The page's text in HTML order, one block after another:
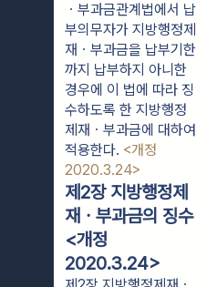
ㆍ부과금관계법에서 납
부의무자가 지방행정제
재ㆍ부과금을 납부기한
까지 납부하지 아니한
경우에 이 법에 따라 징
수하도록 한 지방행정
제재ㆍ부과금에 대하여
적용한다. <개정
2020.3.24>
제2장 지방행정제
재ㆍ부과금의 징수
<개정
2020.3.24>